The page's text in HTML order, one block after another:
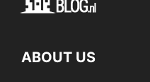
ABOUT US